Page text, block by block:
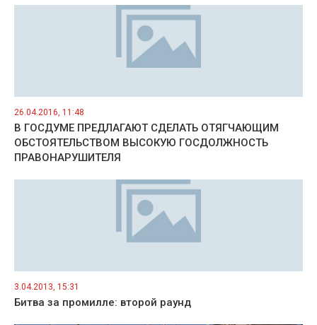
26.04.2016, 11:48
В ГОСДУМЕ ПРЕДЛАГАЮТ СДЕЛАТЬ ОТЯГЧАЮЩИМ
ОБСТОЯТЕЛЬСТВОМ ВЫСОКУЮ ГОСДОЛЖНОСТЬ
ПРАВОНАРУШИТЕЛЯ
3.04.2013, 15:31
Битва за промилле: второй раунд